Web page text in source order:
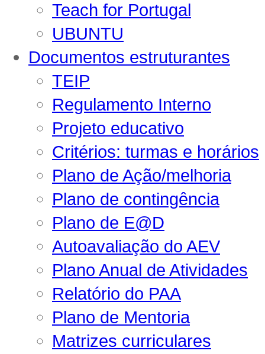
Teach for Portugal
UBUNTU
Documentos estruturantes
TEIP
Regulamento Interno
Projeto educativo
Critérios: turmas e horários
Plano de Ação/melhoria
Plano de contingência
Plano de E@D
Autoavaliação do AEV
Plano Anual de Atividades
Relatório do PAA
Plano de Mentoria
Matrizes curriculares